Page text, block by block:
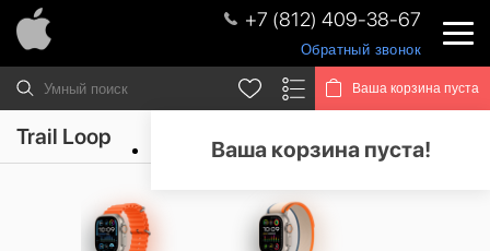
+7 (812) 409-38-67
Обратный звонок
Ваша корзина пуста
Ваша корзина пуста!
Trail Loop